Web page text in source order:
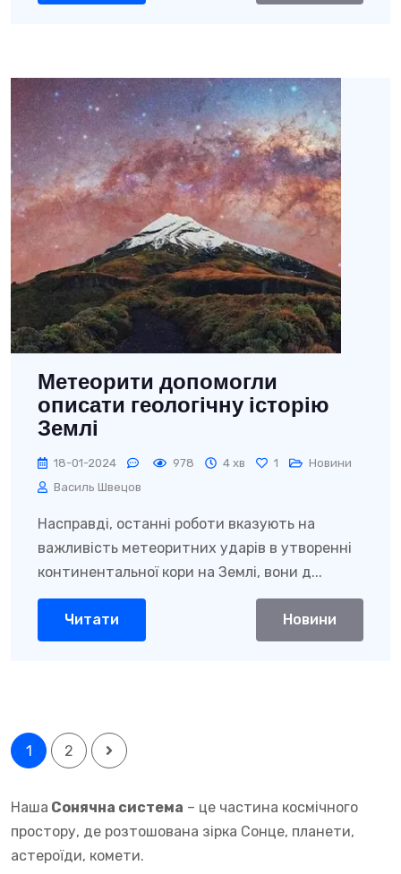
Метеорити допомогли
описати геологічну історію
Землі
18-01-2024 978 4 хв 1
Новини
Василь Швецов
Насправді, останні роботи вказують на
важливість метеоритних ударів в утворенні
континентальної кори на Землі, вони д...
Читати Новини
1 2
Наша Сонячна система – це частина космічного
простору, де розтошована зірка Сонце, планети,
астероїди, комети.